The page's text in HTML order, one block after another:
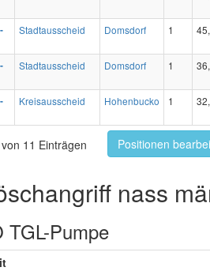
Stadtausscheid Domsdorf 1
Stadtausscheid Domsdorf 1
Kreisausscheid Hohenbucko 1
11 Einträgen Positionen
nass
TGL-Pumpe